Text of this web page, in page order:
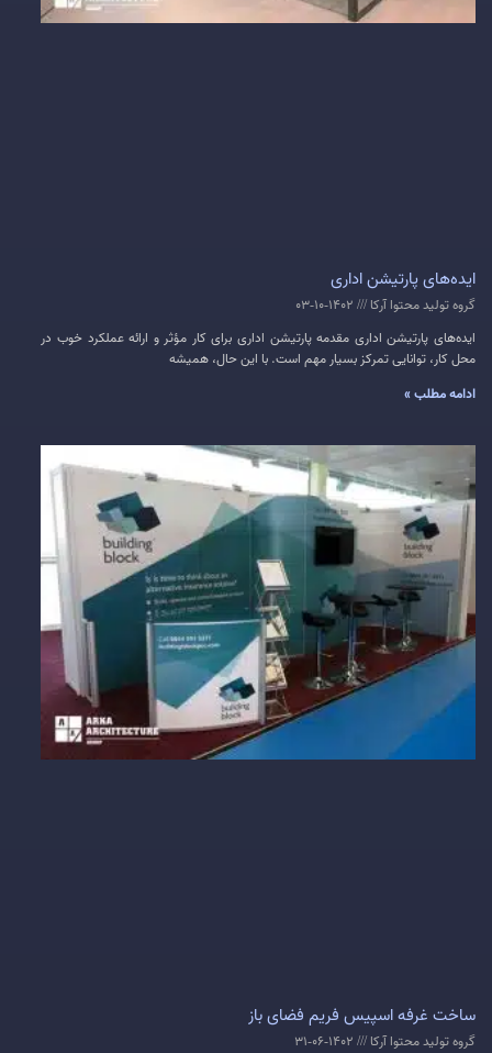
ایده‌های پارتیشن اداری
گروه تولید محتوا آرکا
ایده‌های پارتیشن اداری مقدمه پارتیشن اداری برای کار مؤثر و ارائه عملکرد خوب در
محل کار، توانایی تمرکز بسیار مهم است. با این حال، همیشه
ادامه مطلب »
ساخت غرفه اسپیس فریم فضای باز
گروه تولید محتوا آرکا